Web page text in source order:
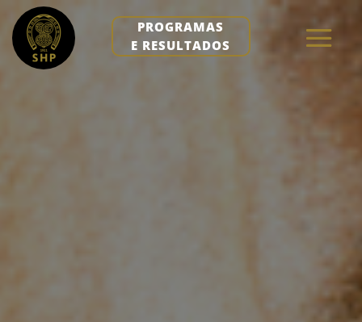
PROGRAMAS
E RESULTADOS